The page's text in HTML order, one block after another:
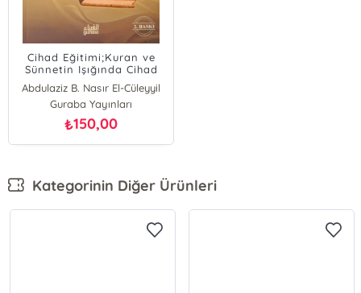
Cihad Eğitimi;Kuran ve
Sünnetin Işığında Cihad
Abdulaziz B. Nasır El-Cüleyyil
Guraba Yayınları
₺150,00
Kategorinin Diğer Ürünleri